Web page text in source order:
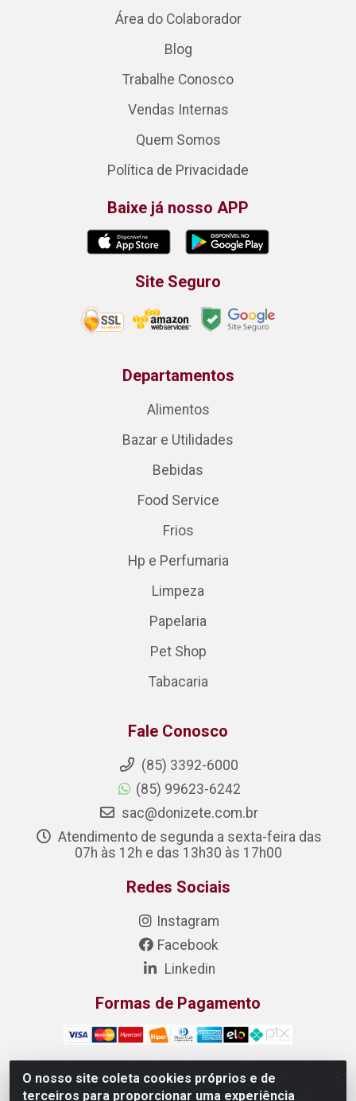
O nosso site coleta cookies próprios e de
terceiros para proporcionar uma experiência
Área do Colaborador
Blog
Trabalhe Conosco
Vendas Internas
Quem Somos
Política de Privacidade
Baixe já nosso APP
Site Seguro
Departamentos
Alimentos
Bazar e Utilidades
Bebidas
Food Service
Frios
Hp e Perfumaria
Limpeza
Papelaria
Pet Shop
Tabacaria
Fale Conosco
(85) 3392-6000
(85) 99623-6242
sac@donizete.com.br
Atendimento de segunda a sexta-feira das
07h às 12h e das 13h30 às 17h00
Redes Sociais
Instagram
Facebook
Linkedin
Formas de Pagamento
DONIZETE DISTRIBUIDORA DE ALIMENTOS S/A - Rua